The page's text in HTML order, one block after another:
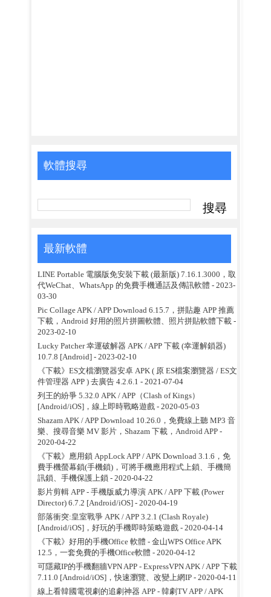
軟體搜尋
最新軟體
LINE Portable 電腦版免安裝下載 (最新版) 7.16.1.3000，取
代WeChat、WhatsApp 的免費手機通話及傳訊軟體 - 2023-
03-30
Pic Collage APK / APP Download 6.15.7，拼貼趣 APP 推薦
下載，Android 好用的照片拼圖軟體、照片拼貼軟體下載-
2023-02-10
Lucky Patcher 幸運破解器 APK / APP 下載 (幸運解鎖器)
10.7.8 [Android] - 2023-02-10
《下載》ES文檔瀏覽器安卓 APK ( 原 ES檔案瀏覽器 / ES文
件管理器 APP ) 去廣告 4.2.6.1 - 2021-07-04
列王的紛爭 5.32.0 APK / APP（Clash of Kings）
[Android/iOS]，線上即時戰略遊戲- 2020-05-03
Shazam APK / APP Download 10.26.0，免費線上聽 MP3 音
樂、搜尋音樂 MV 影片，Shazam 下載，Android APP-
2020-04-22
《下載》應用鎖 AppLock APP / APK Download 3.1.6，免
費手機螢幕鎖(手機鎖)，可將手機應用程式上鎖、手機簡
訊鎖、手機保護上鎖 - 2020-04-22
影片剪輯 APP - 手機版威力導演 APK / APP 下載 (Power
Director) 6.7.2 [Android/iOS]- 2020-04-19
部落衝突:皇室戰爭 APK / APP 3.2.1 (Clash Royale)
[Android/iOS]，好玩的手機即時策略遊戲- 2020-04-14
《下載》好用的手機Office 軟體 - 金山WPS Office APK
12.5，一套免費的手機Office軟體 - 2020-04-12
可隱藏IP的手機翻牆VPN APP - ExpressVPN APK / APP 下載
7.11.0 [Android/iOS]，快速瀏覽、改變上網IP- 2020-04-11
線上看韓國電視劇的追劇神器 APP - 韓劇TV APP / APK